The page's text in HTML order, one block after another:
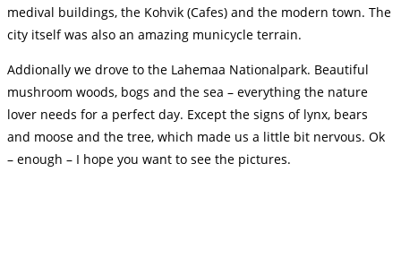
medival buildings, the Kohvik (Cafes) and the modern town. The
city itself was also an amazing municycle terrain.
Addionally we drove to the Lahemaa Nationalpark. Beautiful
mushroom woods, bogs and the sea – everything the nature
lover needs for a perfect day. Except the signs of lynx, bears
and moose and the tree, which made us a little bit nervous. Ok
– enough – I hope you want to see the pictures.